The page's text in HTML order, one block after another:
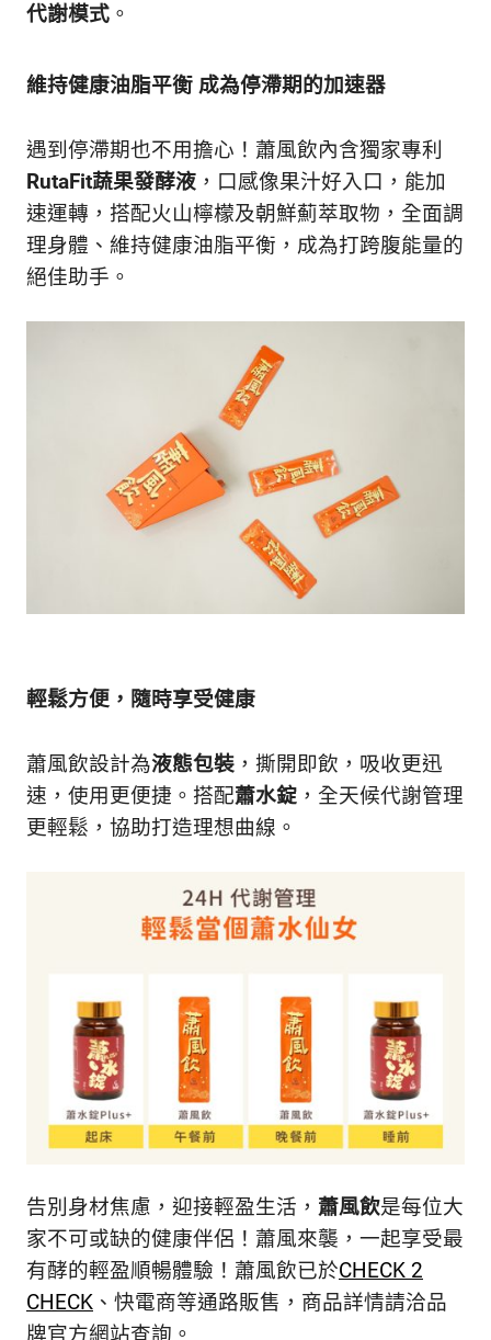
代謝模式 。
維持健康油脂平衡 成為停滯期的加速器
遇到停滯期也不用擔心！蕭風飲內含獨家專利
RutaFit蔬果發酵液 ，口感像果汁好入口，能加
速運轉，搭配火山檸檬及朝鮮薊萃取物，全面調
理身體、維持健康油脂平衡，成為打跨腹能量的
絕佳助手。
輕鬆方便，隨時享受健康
蕭風飲設計為液態包裝 ，撕開即飲，吸收更迅
速，使用更便捷。搭配蕭水錠 ，全天候代謝管理
更輕鬆，協助打造理想曲線。
告別身材焦慮，迎接輕盈生活， 蕭風飲是每位大
家不可或缺的健康伴侶！蕭風來襲，一起享受最
有酵的輕盈順暢體驗！蕭風飲已於CHECK 2
CHECK 、快電商等通路販售，商品詳情請洽品
牌官方網站查詢。